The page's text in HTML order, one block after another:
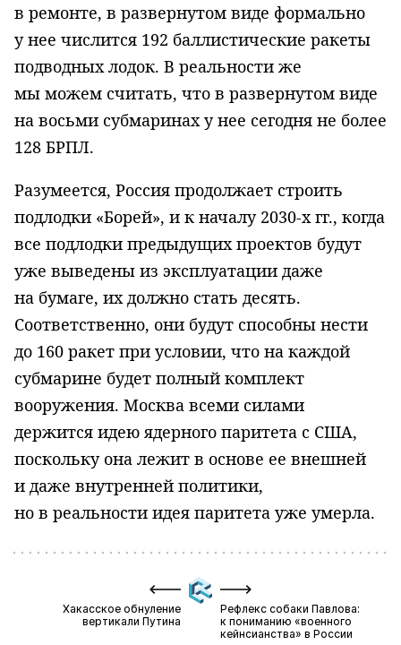
в ремонте, в развернутом виде формально
у нее числится 192 баллистические ракеты
подводных лодок. В реальности же
мы можем считать, что в развернутом виде
на восьми субмаринах у нее сегодня не более
128 БРПЛ.
Разумеется, Россия продолжает строить
подлодки «Борей», и к началу 2030-х гг., когда
все подлодки предыдущих проектов будут
уже выведены из эксплуатации даже
на бумаге, их должно стать десять.
Соответственно, они будут способны нести
до 160 ракет при условии, что на каждой
субмарине будет полный комплект
вооружения. Москва всеми силами
держится идею ядерного паритета с США,
поскольку она лежит в основе ее внешней
и даже внутренней политики,
но в реальности идея паритета уже умерла.
Хакасское обнуление
вертикали Путина
Рефлекс собаки Павлова:
к пониманию «военного
кейнсианства» в России